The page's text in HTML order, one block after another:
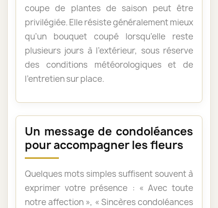
coupe de plantes de saison peut être
privilégiée. Elle résiste généralement mieux
qu’un bouquet coupé lorsqu’elle reste
plusieurs jours à l’extérieur, sous réserve
des conditions météorologiques et de
l’entretien sur place.
Un message de condoléances
pour accompagner les fleurs
Quelques mots simples suffisent souvent à
exprimer votre présence : « Avec toute
notre affection », « Sincères condoléances